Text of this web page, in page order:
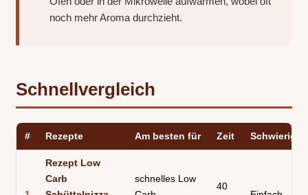
noch mehr Aroma durchzieht.
Schnellvergleich
# Rezepte Am besten für Zeit
Rezept Low
Carb
schnelles Low
40